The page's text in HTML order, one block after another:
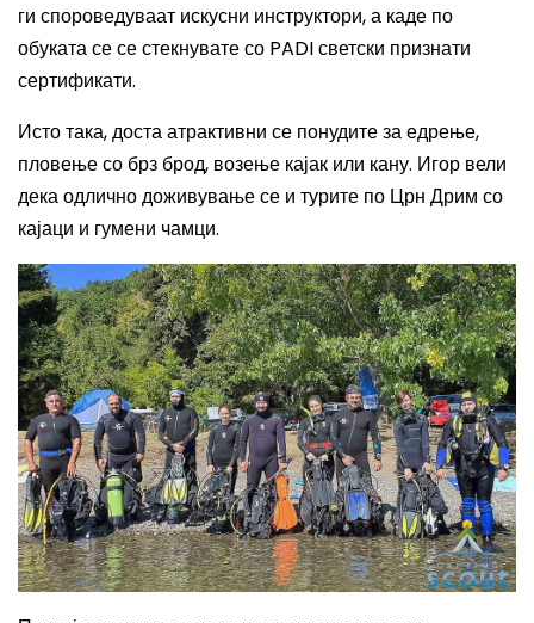
ги спороведуваат искусни инструктори, а каде по
обуката се се стекнувате со PADI светски признати
сертификати.
Исто така, доста атрактивни се понудите за едрење,
пловење со брз брод, возење кајак или кану. Игор вели
дека одлично доживување се и турите по Црн Дрим со
кајаци и гумени чамци.